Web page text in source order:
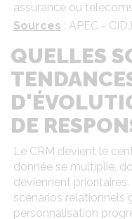
assurance ou
Sources : APEC - CIDJ
QUELLES
DE
Le CRM devient le
donnée se multiplie,
deviennent
scénarios relationnels
personnalisation